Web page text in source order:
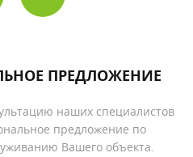
ПРЕДЛОЖЕНИЕ
наших специалистов
предложение по
Вашего объекта.